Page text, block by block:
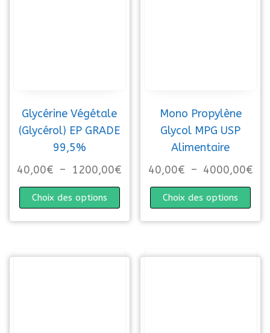
Glycérine Végétale
(Glycérol) EP GRADE
99,5%
40,00€ – 1200,00€ Plage de prix : 40,00€ à
Choix des options
Ce produit a plusieurs variations.
Mono Propylène
Glycol MPG USP
Alimentaire
40,00€ – 4000,00€
Choix des options
Ce